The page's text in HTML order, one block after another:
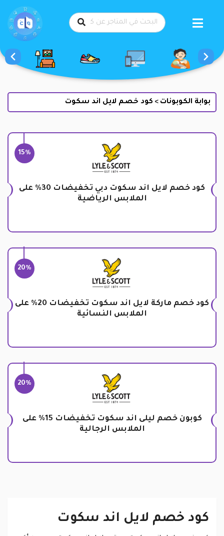
بوابة الكوبونات > كود خصم لايل اند سكوت
15%
كود خصم لايل اند سكوت دبي تخفيضات 30% على
الملابس الرياضية
20%
كود خصم ماركة لايل اند سكوت تخفيضات 20% على
الملابس النسائية
20%
كوبون خصم ليلى اند سكوت تخفيضات 15% على
الملابس الرجالية
كود خصم لايل اند سكوت